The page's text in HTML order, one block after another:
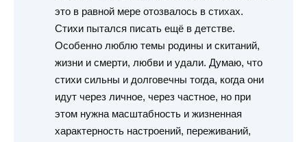
это в равной мере отозвалось в стихах.
Стихи пытался писать ещё в детстве.
Особенно люблю темы родины и скитаний,
жизни и смерти, любви и удали. Думаю, что
стихи сильны и долговечны тогда, когда они
идут через личное, через частное, но при
этом нужна масштабность и жизненная
характерность настроений, переживаний,